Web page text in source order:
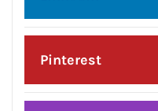
Twitter